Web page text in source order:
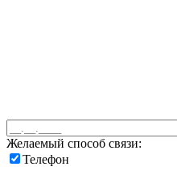
Желаемый способ связи:
Телефон